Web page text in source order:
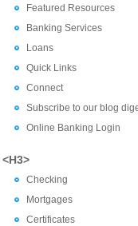
Featured Resources
Banking Services
Loans
Quick Links
Connect
Subscribe to our blog
Online Banking Login
<H3>
Checking
Mortgages
Certificates